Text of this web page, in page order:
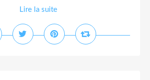
Lire la suite